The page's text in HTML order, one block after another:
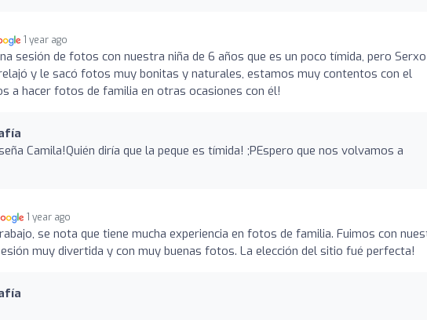
1 year ago
sesión de fotos con nuestra niña de 6 años que es un poco tímida, pero
y le sacó fotos muy bonitas y naturales, estamos muy contentos con el
a hacer fotos de familia en otras ocasiones con él!
Camila!Quién diría que la peque es tímida! ;PEspero que nos volvamos a
1 year ago
se nota que tiene mucha experiencia en fotos de familia. Fuimos con
muy divertida y con muy buenas fotos. La elección del sitio fué perfecta!